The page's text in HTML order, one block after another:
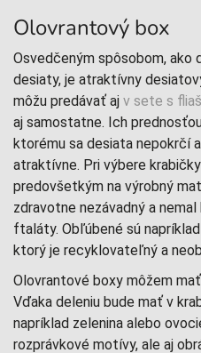
Olovrantový box
Osvedčeným spôsobom, ako
desiaty, je atraktívny
môžu predávať aj v sete s fliaš
aj samostatne. Ich
ktorému sa desiata nepokrčí
atraktívne. Pri výbere
predovšetkým na výrobný
zdravotne nezávadný a
ftaláty. Obľúbené sú
ktorý je recyklovateľný a
Olovrantové boxy môžem
Vďaka deleniu bude mať v
napríklad zelenina alebo
rozprávkové motívy, ale aj